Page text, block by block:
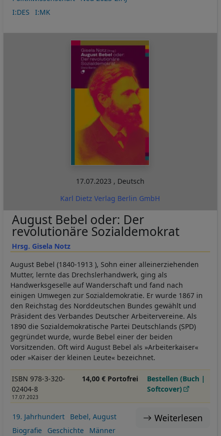
I:DES
I:MK
17.07.2023 , Deutsch
Karl Dietz Verlag Berlin GmbH
Hrsg. Gisela Notz
August Bebel oder: Der
revolutionäre Sozialdemokrat
August Bebel (1840-1913 ), Sohn einer alleinerziehenden
Mutter, lernte das Drechslerhandwerk, ging als
Handwerksgeselle auf Wanderschaft und fand nach
einigen Umwegen zur Sozialdemokratie. Er wurde 1867 in
den Reichstag des Norddeutschen Bundes gewählt und
Präsident des Verbandes Deutscher Arbeitervereine. Als
1890 die Sozialdemokratische Partei Deutschlands (SPD)
gegründet wurde, wurde Bebel einer der beiden
Vorsitzenden. Oft wird August Bebel als »Arbeiterkaiser«
oder »Kaiser der kleinen Leute« bezeichnet.
ISBN 978-3-320-
02404-8
17.07.2023
14,00 € Portofrei
Bestellen (Buch |
Softcover)
Weiterlesen
19. Jahrhundert
Bebel, August
Biografie
Geschichte
Männer